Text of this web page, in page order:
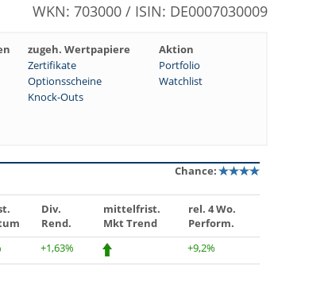
WKN: 703000 / ISIN: DE0007030009
zugeh. Wertpapiere
Aktion
Zertifikate
Portfolio
Optionsscheine
Watchlist
Knock-Outs
Chance:
Div.
Rend.
mittelfrist.
Mkt Trend
rel. 4 Wo.
Perform.
+1,63% +9,2%